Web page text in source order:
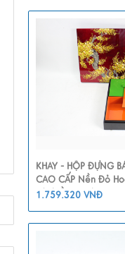
KHAY - HỘP ĐỰNG
CAO CẤP Nền Đỏ
2(nhiều Màu)
1.759.320 VNĐ